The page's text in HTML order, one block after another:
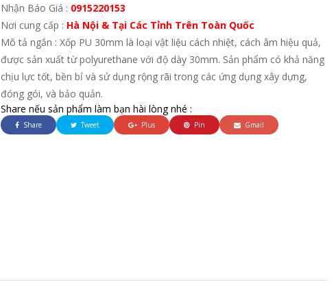
Nhận Báo Giá : 0915220153
Nơi cung cấp : Hà Nội & Tại Các Tỉnh Trên Toàn Quốc
Mô tả ngắn : Xốp PU 30mm là loại vật liệu cách nhiệt, cách âm hiệu quả,
được sản xuất từ polyurethane với độ dày 30mm. Sản phẩm có khả năng
chịu lực tốt, bền bỉ và sử dụng rộng rãi trong các ứng dụng xây dựng,
đóng gói, và bảo quản.
Share nếu sản phẩm làm bạn hài lòng nhé :
Share Tweet Plus Pin Gmail